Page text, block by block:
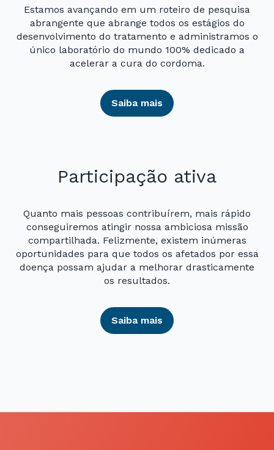
Estamos avançando em um roteiro de pesquisa
abrangente que abrange todos os estágios do
desenvolvimento do tratamento e administramos o
único laboratório do mundo 100% dedicado a
acelerar a cura do cordoma.
Saiba mais
Participação ativa
Quanto mais pessoas contribuírem, mais rápido
conseguiremos atingir nossa ambiciosa missão
compartilhada. Felizmente, existem inúmeras
oportunidades para que todos os afetados por essa
doença possam ajudar a melhorar drasticamente
os resultados.
Saiba mais